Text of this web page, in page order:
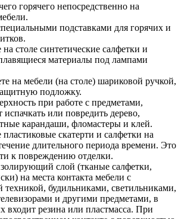
горячего непосредственно на
подставками для горячих и
на столе синтетические салфетки и
материалы под лампами
на мебели (на столе) шариковой ручкой,
подложку.
при работе с предметами,
испачкать или повредить дерево,
карандаши, фломастеры и клей.
пластиковые скатерти и салфетки на
длительного периода времени. Это
к повреждению отделки.
слой (тканые салфетки,
на места контакта мебели с
техникой, будильниками, светильниками,
и другими предметами, в
входит резина или пластмасса. При